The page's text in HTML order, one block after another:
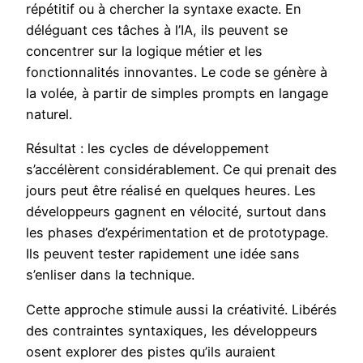
répétitif ou à chercher la syntaxe exacte. En
déléguant ces tâches à l’IA, ils peuvent se
concentrer sur la logique métier et les
fonctionnalités innovantes. Le code se génère à
la volée, à partir de simples prompts en langage
naturel.
Résultat : les cycles de développement
s’accélèrent considérablement. Ce qui prenait des
jours peut être réalisé en quelques heures. Les
développeurs gagnent en vélocité, surtout dans
les phases d’expérimentation et de prototypage.
Ils peuvent tester rapidement une idée sans
s’enliser dans la technique.
Cette approche stimule aussi la créativité. Libérés
des contraintes syntaxiques, les développeurs
osent explorer des pistes qu’ils auraient